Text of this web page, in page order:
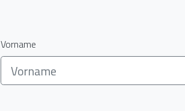
Vorname